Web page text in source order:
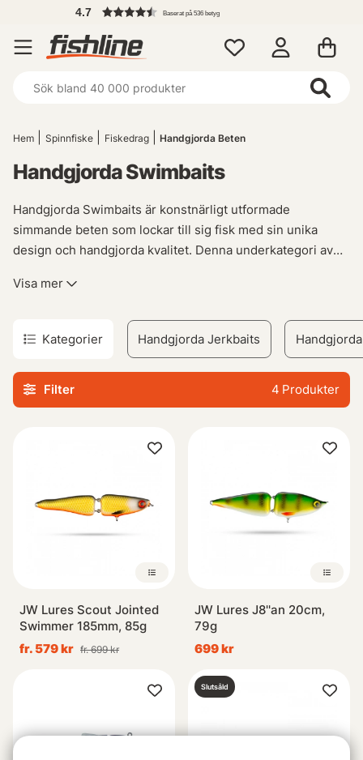
4.7 Baserat på 536 betyg
Hem Spinnfiske Fiskedrag Handgjorda Beten
Handgjorda Swimbaits
Handgjorda Swimbaits är konstnärligt utformade
simmande beten som lockar till sig fisk med sin unika
design och handgjorda kvalitet. Denna underkategori av
var och en skapad för att efterlikna rörelserna hos olika
Varje handgjord swimbait är noggrant formgiven för att ge
en realistisk simrörelse som attraherar rovfisken. Med
material av högsta kvalitet och omsorgsfullt applicerade
detaljer återskapas naturens egna mönster på ett
kommer dessa handskapade swimbaits säkerligen öka
dina chanser att fånga den stora fisken. Utforska vårt
sortiment idag för att hitta det perfekta handgjorda
Visa mer
Kategorier Handgjorda Jerkbaits
Filter 4 Produkter
JW Lures Scout Jointed
Swimmer 185mm, 85g
fr. 579 kr fr. 699 kr
JW Lures J8''an 20cm,
79g
699 kr
Slutsåld